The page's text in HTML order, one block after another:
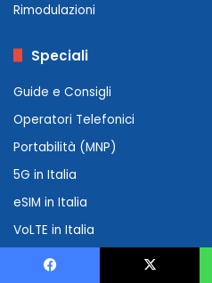
Rimodulazioni
Speciali
Guide e Consigli
Operatori Telefonici
Portabilità (MNP)
5G in Italia
eSIM in Italia
VoLTE in Italia
Wi-Fi Calling in Italia